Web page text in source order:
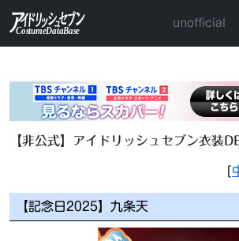
unofficial
【非公式】アイドリッシュセブン衣装
[
【記念日2025】九条天